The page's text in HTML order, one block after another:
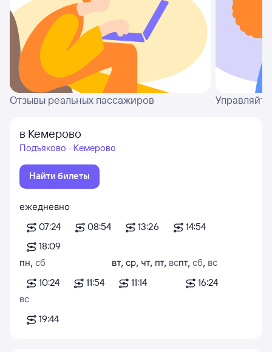
Отзывы реальных пассажиров
в Кемерово
Подъяково - Кемерово
Найти билеты
ежедневно
07:24
08:54 13:26
14:54
18:09
пн, сб
10:24
11:54
вт, ср, чт, пт, вс
11:14
пт, сб, вс
16:24
вс
19:44